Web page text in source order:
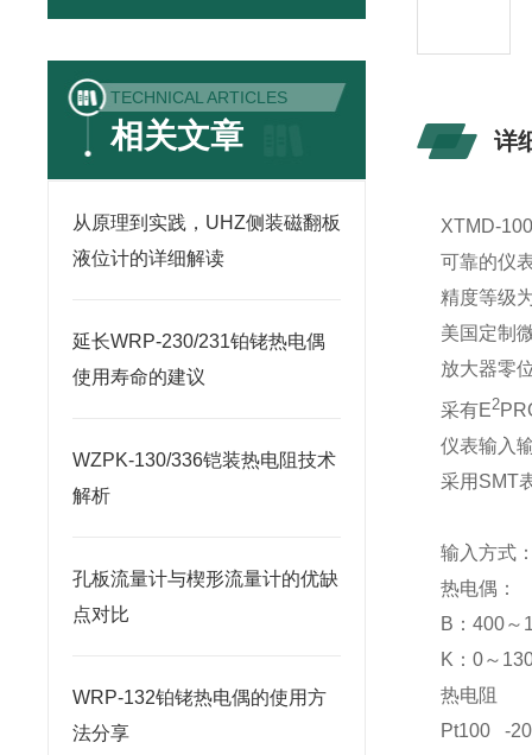
TECHNICAL ARTICLES
相关文章
从原理到实践，UHZ侧装磁翻板
液位计的详细解读
延长WRP-230/231铂铑热电偶
使用寿命的建议
WZPK-130/336铠装热电阻技术
解析
孔板流量计与楔形流量计的优缺
点对比
WRP-132铂铑热电偶的使用方
法分享
详
XTMD-
可靠的仪
精度等级
美国定制
放大器零
采有E2
仪表输入
采用SMT
输入方式
热电偶：
B：400
K：0～
热电阻
Pt100 -